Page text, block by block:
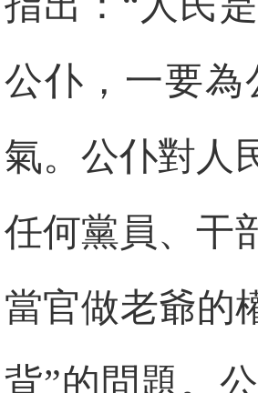
公仆，一要
氣。公仆對人
任何黨員、干
當官做老爺的
背”的問題。